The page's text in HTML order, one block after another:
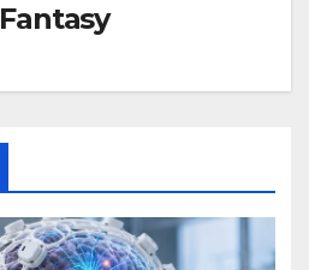
Fantasy